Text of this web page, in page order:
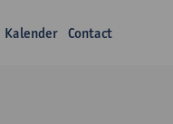
Kalender Contact